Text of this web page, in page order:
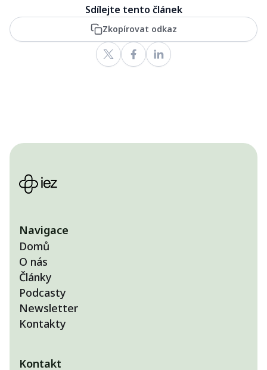
Sdílejte tento článek
Zkopírovat odkaz
Navigace
Domů
O nás
Články
Podcasty
Newsletter
Kontakty
Kontakt